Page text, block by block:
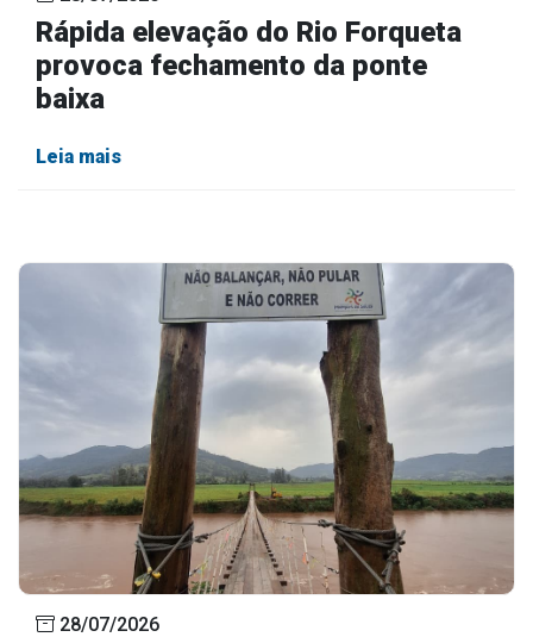
Rápida elevação do Rio Forqueta
provoca fechamento da ponte
baixa
Leia mais
28/07/2026